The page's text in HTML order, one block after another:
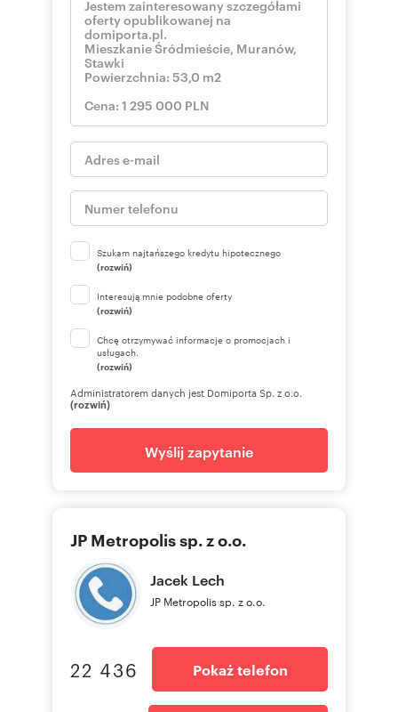
Szukam najtańszego kredytu hipotecznego
(rozwiń)
Interesują mnie podobne oferty
(rozwiń)
Chcę otrzymywać informacje o promocjach i
usługach.
(rozwiń)
Administratorem danych jest Domiporta Sp. z o.o.
(rozwiń)
Wyślij zapytanie
JP Metropolis sp. z o.o.
Jacek Lech
JP Metropolis sp. z o.o.
22 436 Pokaż telefon